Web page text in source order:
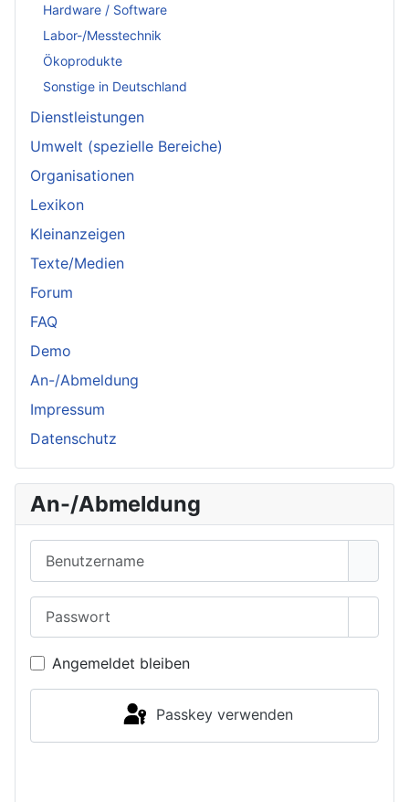
Hardware / Software
Labor-/Messtechnik
Ökoprodukte
Sonstige in Deutschland
Dienstleistungen
Umwelt (spezielle Bereiche)
Organisationen
Lexikon
Kleinanzeigen
Texte/Medien
Forum
FAQ
Demo
An-/Abmeldung
Impressum
Datenschutz
An-/Abmeldung
Angemeldet bleiben
Passkey verwenden